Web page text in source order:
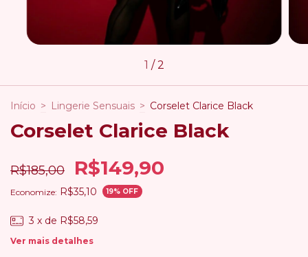
1 /2
Início > Lingerie Sensuais > Corselet Clarice Black
Corselet Clarice Black
R$185,00 R$149,90
Economize: R$35,10 19% OFF
3 x de R$58,59
Ver mais detalhes